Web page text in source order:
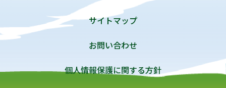
サイトマップ
お問い合わせ
個人情報保護に関する方針